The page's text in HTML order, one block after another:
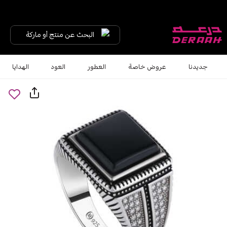
البحث عن منتج أو ماركة
جديدنا عروض خاصة العطور العود الهدايا